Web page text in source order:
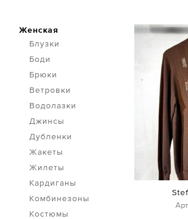
Женская
Блузки
Боди
Брюки
Ветровки
Водолазки
Джинсы
Дубленки
Жакеты
Жилеты
Кардиганы
Комбинезоны
Костюмы